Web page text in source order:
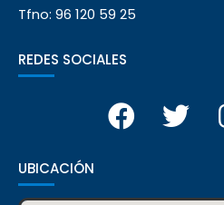
Tfno: 96 120 59 25
REDES SOCIALES
UBICACIÓN